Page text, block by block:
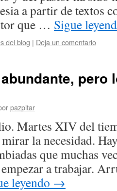
a partir de textos
que … Sigue
del blog | Deja un comentario
pero
pazpitar
Martes XIV del
la necesidad.
que muchas
a trabajar.
leyendo →